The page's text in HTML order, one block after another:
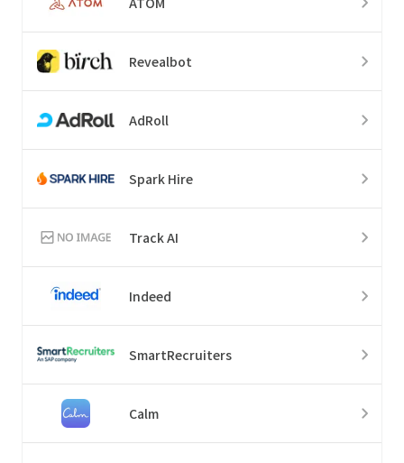
Revealbot
AdRoll
Spark Hire
Track AI
Indeed
SmartRecruiters
Calm